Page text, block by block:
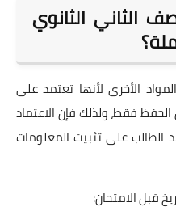
الثاني الثانوي
الأخرى لأنها تعتمد على
فقط، ولذلك فإن الاعتماد
على تثبيت المعلومات
قبل الامتحان: